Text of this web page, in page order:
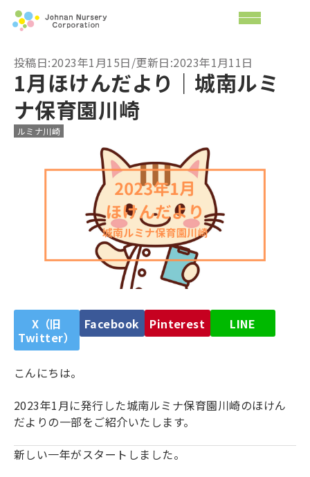
投稿日:2023年1月15日/更新日:2023年1月11日
1月ほけんだより｜城南ルミ
ナ保育園川崎
ルミナ川崎
X（旧
Twitter）
Facebook Pinterest LINE
こんにちは。
2023年1月に発行した城南ルミナ保育園川崎のほけん
だよりの一部をご紹介いたします。
新しい一年がスタートしました。